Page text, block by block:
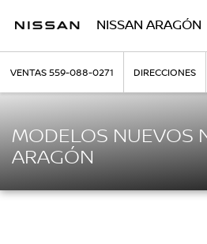
NISSAN ARAGÓN
VENTAS559-088-0271 DIRECCIONES
MODELOS NUEVOS
ARAGÓN